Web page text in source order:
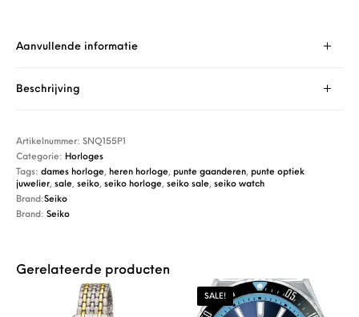
Aanvullende informatie
Beschrijving
Artikelnummer:SNQ155P1
Categorie: Horloges
Tags:dames horloge, heren horloge, punte gaanderen, punte optiek
juwelier,sale,seiko,seiko horloge,seiko sale,seiko watch
Brand:Seiko
Brand:Seiko
Gerelateerde producten
SALE!